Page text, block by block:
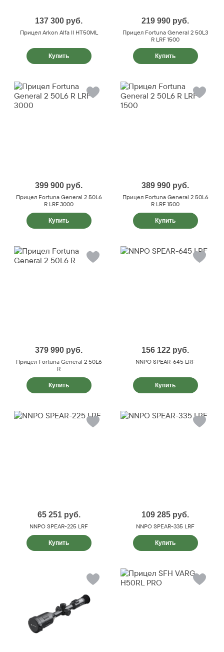
137 300 руб.
Прицел Arkon Alfa II HT50ML
Купить
219 990 руб.
Прицел Fortuna General 2 50L3
R LRF 1500
Купить
399 900 руб.
Прицел Fortuna General 2 50L6
R LRF 3000
Купить
389 990 руб.
Прицел Fortuna General 2 50L6
R LRF 1500
Купить
379 990 руб.
Прицел Fortuna General 2 50L6
R
Купить
156 122 руб.
NNPO SPEAR-645 LRF
Купить
65 251 руб.
NNPO SPEAR-225 LRF
Купить
109 285 руб.
NNPO SPEAR-335 LRF
Купить